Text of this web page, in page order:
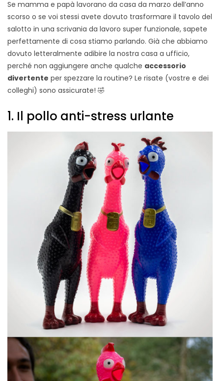
Se mamma e papà lavorano da casa da marzo dell’anno
scorso o se voi stessi avete dovuto trasformare il tavolo del
salotto in una scrivania da lavoro super funzionale, sapete
perfettamente di cosa stiamo parlando. Già che abbiamo
dovuto letteralmente adibire la nostra casa a ufficio,
perché non aggiungere anche qualche accessorio
divertente per spezzare la routine? Le risate (vostre e dei
colleghi) sono assicurate! 🤣
1. Il pollo anti-stress urlante